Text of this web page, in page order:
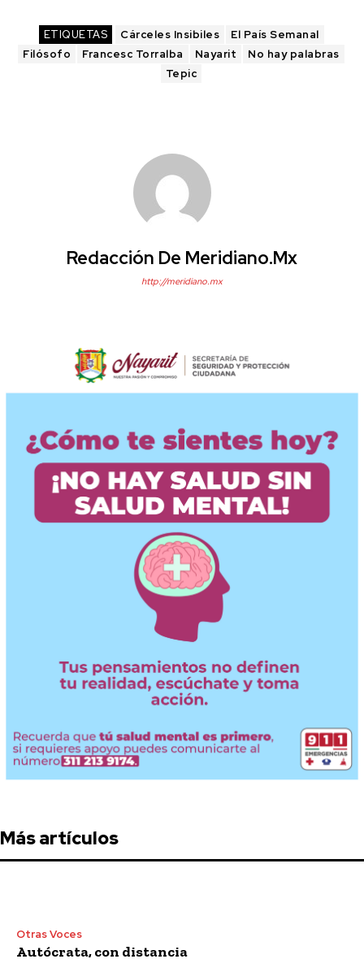
ETIQUETAS Cárceles Insibiles
El País Semanal
Filósofo
Francesc Torralba Nayarit
No hay palabras
Tepic
Redacción De Meridiano.mx
http://meridiano.mx
Más artículos
Otras Voces
Autócrata, con distancia